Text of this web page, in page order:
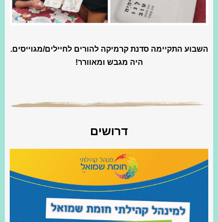
השבוע התקיימה סדנת קרמיקה להורים לחיילים/מגוייסים.
היה מגבש ומאוורר!
דרושים